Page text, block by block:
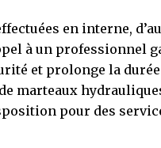
en interne,
à un professionnel
et prolonge la durée
marteaux
pour des